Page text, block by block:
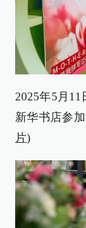
2025年5月
新华书店参
片)